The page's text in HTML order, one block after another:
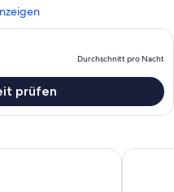
Durchschnitt pro Nacht
prüfen
+ Tour por los Canales del
Casita